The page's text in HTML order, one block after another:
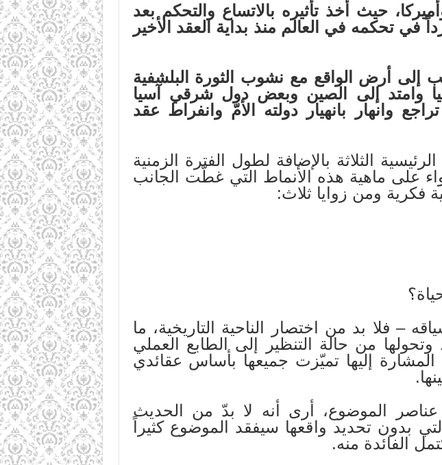
حيث أخذ تأثيره بالاتساع والتحكم بعد
في تحكمه في العالم منذ بداية العقد الأخير
إلى أرض الواقع مع نشوب الثورة البلشفية
في روسيا وامتد إلى الصين وبعض دول شرقي آسيا
وانهار بانهيار دولته الأمّ وانفراط عقد
الثلاثة بالإضافة لطول الفترة الزمنية
على ماهية هذه الأنماط التي غطّت الجانب
ومن زوايا ثلاث:
– فلا بد من اختصار الناحية التاريخية، ما
من حالة التنظير إلى الطابع العملي
إليها تميّزت جميعها بأساس عقائدي
الموضوع، أرى أنه لا بدّ من الحديث
بدون تحديد واقعها سيفقد الموضوع كثيراً
الفائدة منه.